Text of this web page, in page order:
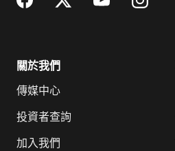
關於我們
傳媒中心
投資者查詢
加入我們